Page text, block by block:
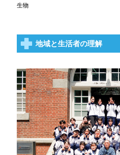
生物
地域と生活者の理解